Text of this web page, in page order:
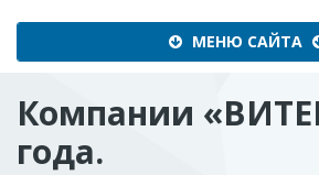
МЕНЮ САЙТА
Компании
года.